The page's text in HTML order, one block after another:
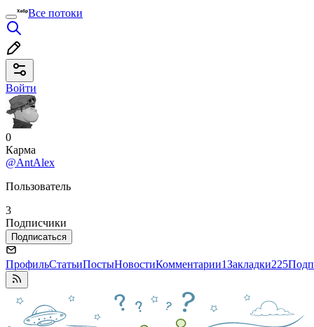
Все потоки
Войти
0
Карма
@AntAlex
Пользователь
3
Подписчики
Подписаться
ПрофильСтатьиПостыНовостиКомментарии1Закладки225